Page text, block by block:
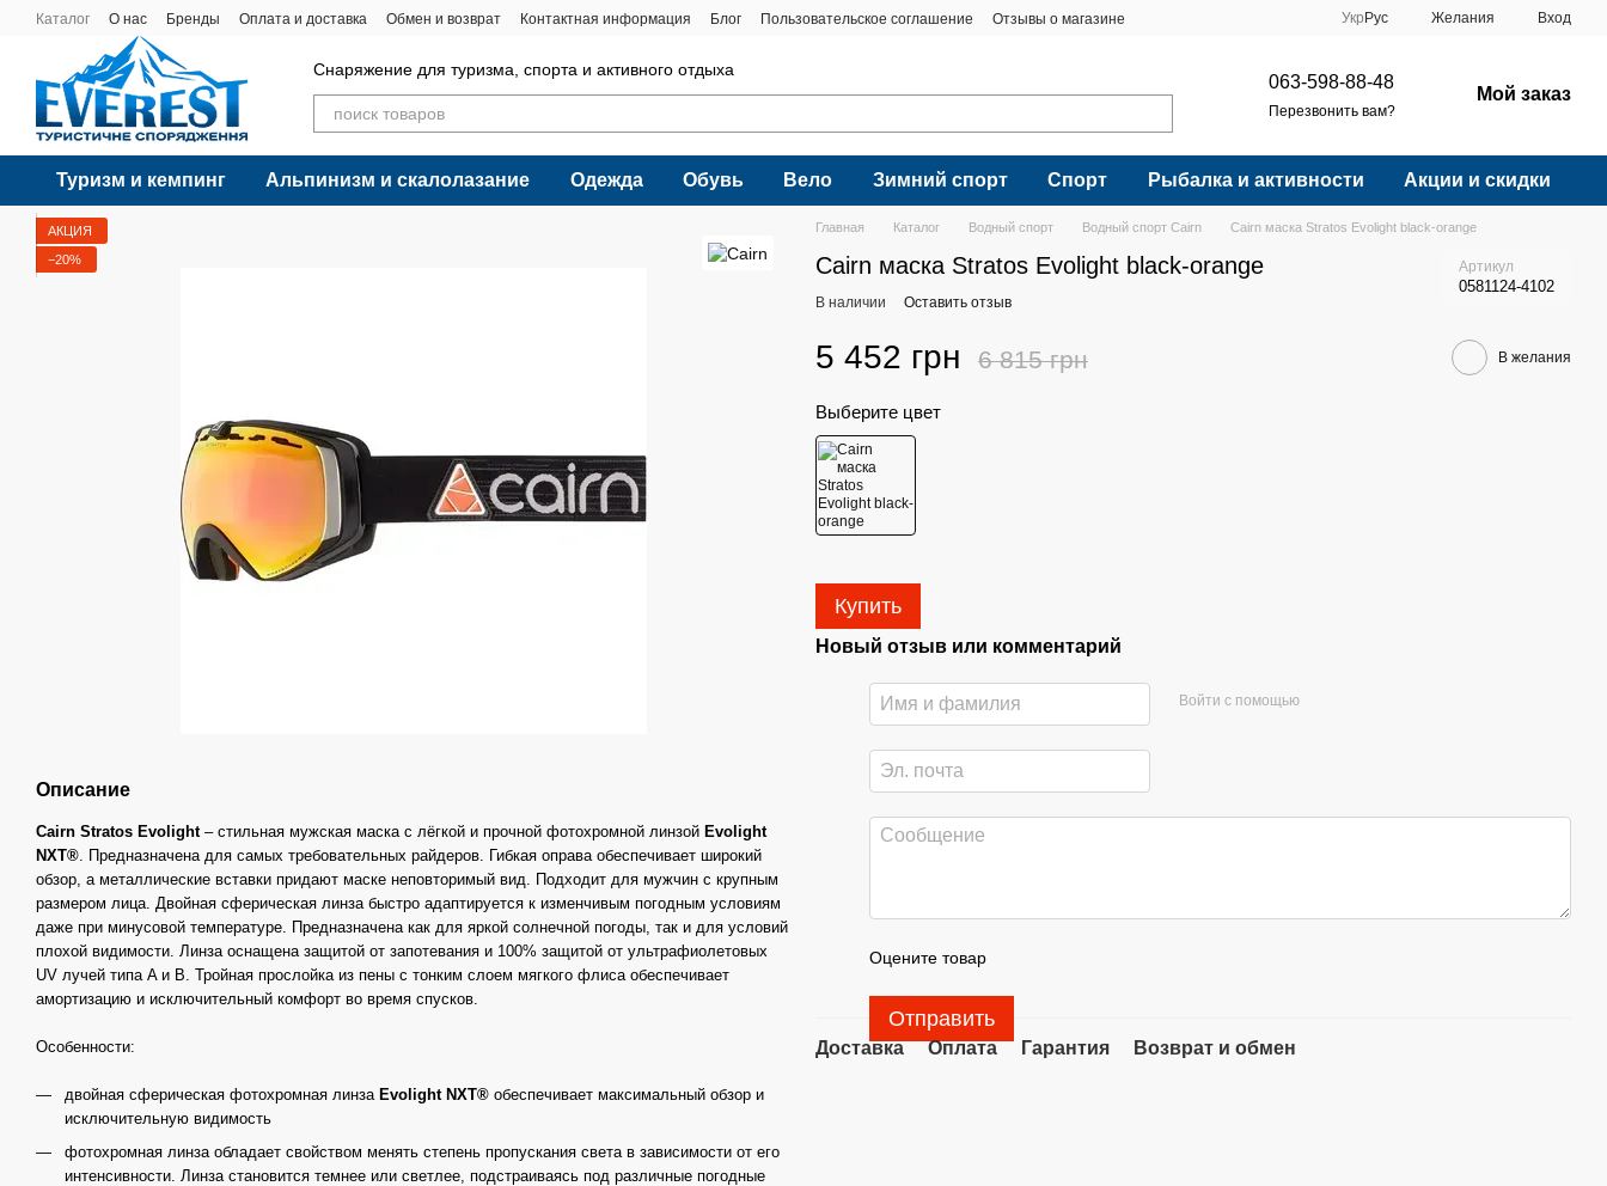
Перейти к основному контенту
Каталог О нас Бренды Оплата и доставка Обмен и возврат Контактная информация Блог Пользовательское соглашение Отзывы о магазине Укр Рус Желания Вход
Снаряжение для туризма, спорта и активного отдыха
063-598-88-48
Перезвонить вам?
Мой заказ
Туризм и кемпинг Альпинизм и скалолазание Одежда Обувь Вело Зимний спорт Спорт Рыбалка и активности Акции и скидки
АКЦИЯ
−20%
Описание
Cairn Stratos Evolight – стильная мужская маска с лёгкой и прочной фотохромной линзой Evolight
NXT®. Предназначена для самых требовательных райдеров. Гибкая оправа обеспечивает широкий
обзор, а металлические вставки придают маске неповторимый вид. Подходит для мужчин с крупным
размером лица. Двойная сферическая линза быстро адаптируется к изменчивым погодным условиям
даже при минусовой температуре. Предназначена как для яркой солнечной погоды, так и для условий
плохой видимости. Линза оснащена защитой от запотевания и 100% защитой от ультрафиолетовых
UV лучей типа A и B. Тройная прослойка из пены с тонким слоем мягкого флиса обеспечивает
амортизацию и исключительный комфорт во время спусков.
Особенности:
двойная сферическая фотохромная линза Evolight NXT® обеспечивает максимальный обзор и
исключительную видимость
фотохромная линза обладает свойством менять степень пропускания света в зависимости от его
интенсивности. Линза становится темнее или светлее, подстраиваясь под различные погодные
Главная Каталог Водный спорт Водный спорт Cairn Cairn маска Stratos Evolight black-orange
Cairn маска Stratos Evolight black-orange Артикул
0581124-4102
В наличии Оставить отзыв
5 452 грн 6 815 грн В желания
Выберите цвет
Купить
Новый отзыв или комментарий
Войти с помощью
Оцените товар
Отправить
Доставка Оплата Гарантия Возврат и обмен